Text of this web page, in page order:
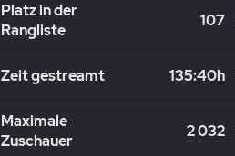
Platz in der
Rangliste
107
Zeit gestreamt 135:40h
Maximale
Zuschauer
2 032